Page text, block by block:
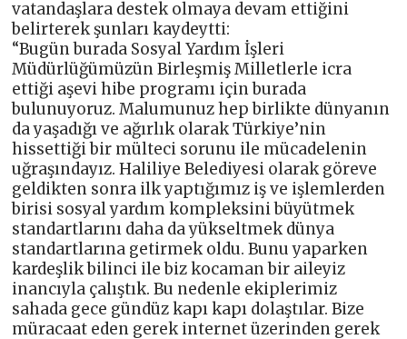
vatandaşlara destek olmaya devam ettiğini
belirterek şunları kaydeytti:
“Bugün burada Sosyal Yardım İşleri
Müdürlüğümüzün Birleşmiş Milletlerle icra
ettiği aşevi hibe programı için burada
bulunuyoruz. Malumunuz hep birlikte dünyanın
da yaşadığı ve ağırlık olarak Türkiye’nin
hissettiği bir mülteci sorunu ile mücadelenin
uğraşındayız. Haliliye Belediyesi olarak göreve
geldikten sonra ilk yaptığımız iş ve işlemlerden
birisi sosyal yardım kompleksini büyütmek
standartlarını daha da yükseltmek dünya
standartlarına getirmek oldu. Bunu yaparken
kardeşlik bilinci ile biz kocaman bir aileyiz
inancıyla çalıştık. Bu nedenle ekiplerimiz
sahada gece gündüz kapı kapı dolaştılar. Bize
müracaat eden gerek internet üzerinden gerek